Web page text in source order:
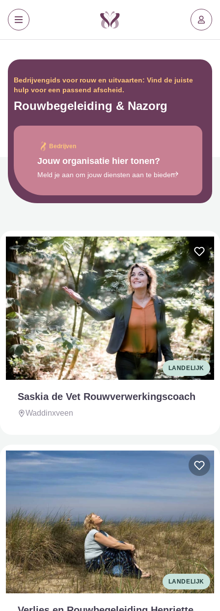
Bedrijvengids voor rouw en uitvaarten: Vind de juiste
hulp voor een passend afscheid.
Rouwbegeleiding & Nazorg
Bedrijven
Jouw organisatie hier tonen?
Meld je aan om jouw diensten aan te bieden.
LANDELIJK
Saskia de Vet Rouwverwerkingscoach
Waddinxveen
LANDELIJK